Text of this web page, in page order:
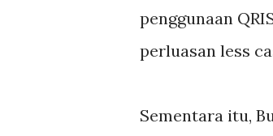
penggunaan
perluasan less
Sementara itu,